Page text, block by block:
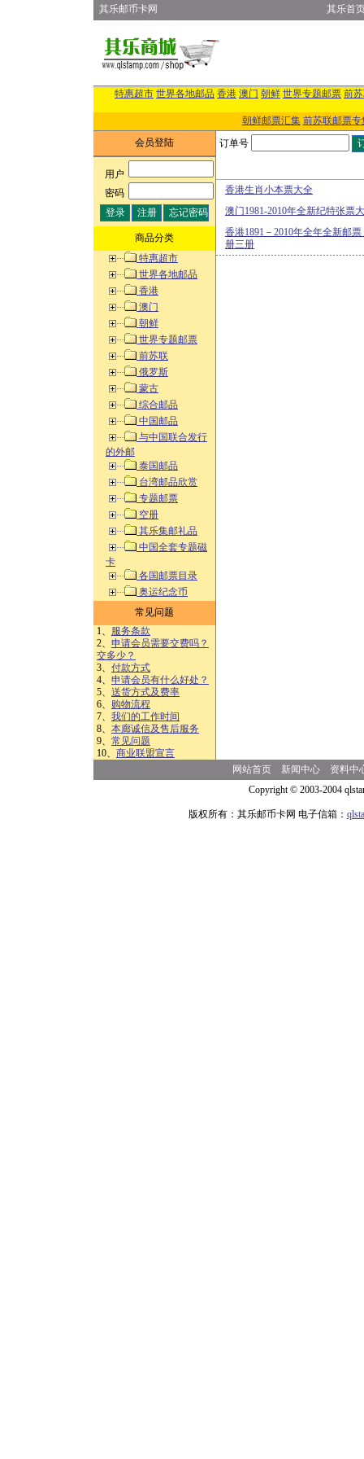
其乐邮币卡网 其乐首
特惠超市 世界各地邮品 香港 澳门 朝鲜 世界专题邮票 前
朝鲜邮票汇集 前苏联邮票专
会员登陆
用户:
密码:
商品分类
特惠超市
世界各地邮品
香港
澳门
朝鲜
世界专题邮票
前苏联
俄罗斯
蒙古
综合邮品
中国邮品
与中国联合发行
的外邮
泰国邮品
台湾邮品欣赏
专题邮票
空册
其乐集邮礼品
中国全套专题磁
卡
各国邮票目录
奥运纪念币
常见问题
1、 服务条款
2、 申请会员需要交费吗？
交多少？
3、 付款方式
4、 申请会员有什么好处？
5、 送货方式及费率
6、 购物流程
7、 我们的工作时间
8、 本廊诚信及售后服务
9、 常见问题
10、 商业联盟宣言
订单号
香港生肖小本票大全
澳门1981-2010年全新纪特张票
香港1891－2010年全年全新邮
册三册
网站首页 新闻中心
资料中
Copyright © 2003-2004
版权所有：其乐邮币卡网 电子信箱：